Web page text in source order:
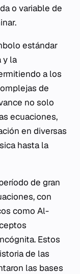
o variable de
estándar
y la
a los
de
no solo
ecuaciones,
en diversas
hasta la
de gran
con
como Al-
Estos
de las
las bases